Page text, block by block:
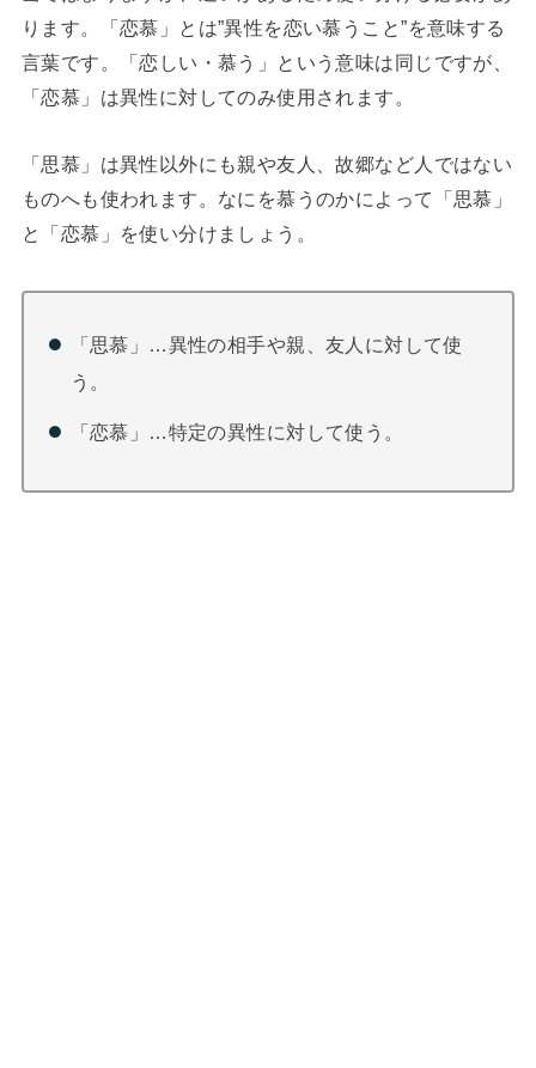
ります。「恋慕」とは”異性を恋い慕うこと”を意味する
言葉です。「恋しい・慕う」という意味は同じですが、
「恋慕」は異性に対してのみ使用されます。
「思慕」は異性以外にも親や友人、故郷など人ではない
ものへも使われます。なにを慕うのかによって「思慕」
と「恋慕」を使い分けましょう。
「思慕」…異性の相手や親、友人に対して使
う。
「恋慕」…特定の異性に対して使う。